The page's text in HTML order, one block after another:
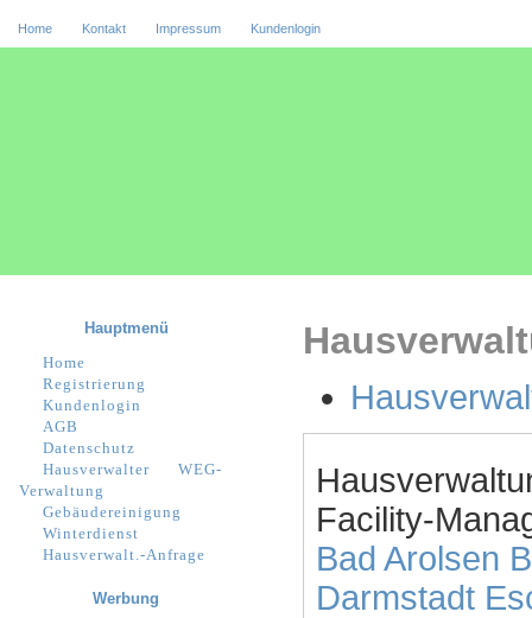
Home Kontakt Impressum Kundenlogin
Facility-
Bad Arolsen
Darmstadt
Hauptmenü
Home
Registrierung
Kundenlogin
AGB
Datenschutz
Hausverwalter
WEG-
Verwaltung
Gebäudereinigung
Winterdienst
Hausverwalt.-Anfrage
Werbung